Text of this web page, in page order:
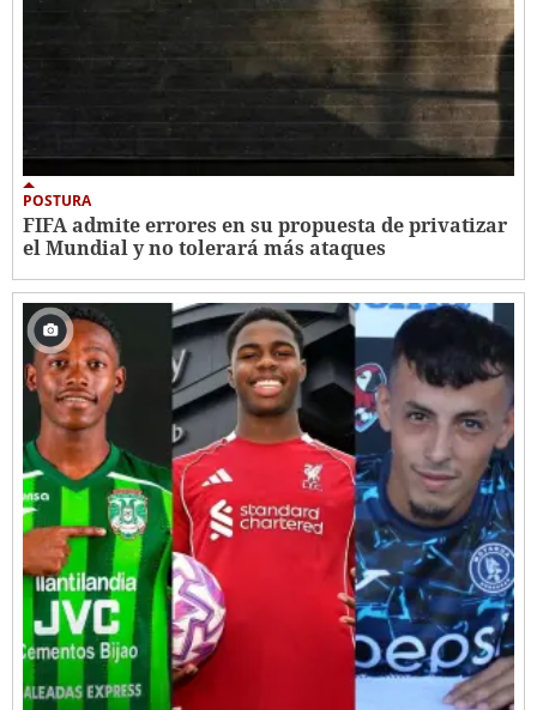
POSTURA
FIFA admite errores en su propuesta de privatizar
el Mundial y no tolerará más ataques